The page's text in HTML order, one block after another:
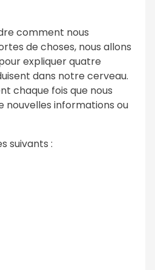
comment nous
de choses, nous allons
expliquer quatre
dans notre cerveau.
chaque fois que nous
nouvelles informations ou
suivants :